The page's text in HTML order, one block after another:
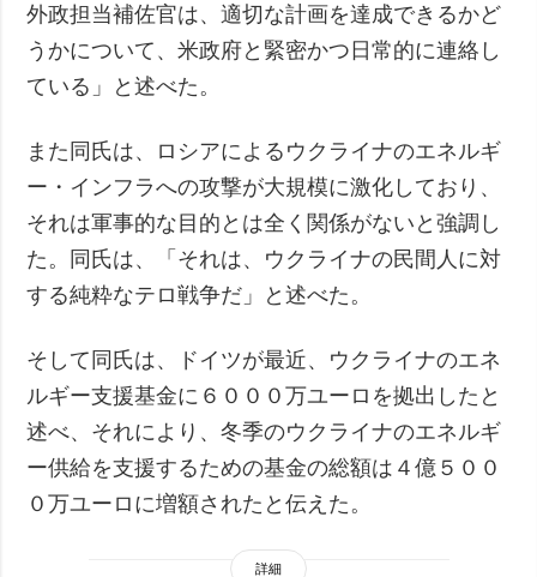
外政担当補佐官は、適切な計画を達成できるかど
うかについて、米政府と緊密かつ日常的に連絡し
ている」と述べた。
また同氏は、ロシアによるウクライナのエネルギ
ー・インフラへの攻撃が大規模に激化しており、
それは軍事的な目的とは全く関係がないと強調し
た。同氏は、「それは、ウクライナの民間人に対
する純粋なテロ戦争だ」と述べた。
そして同氏は、ドイツが最近、ウクライナのエネ
ルギー支援基金に６０００万ユーロを拠出したと
述べ、それにより、冬季のウクライナのエネルギ
ー供給を支援するための基金の総額は４億５００
０万ユーロに増額されたと伝えた。
詳細